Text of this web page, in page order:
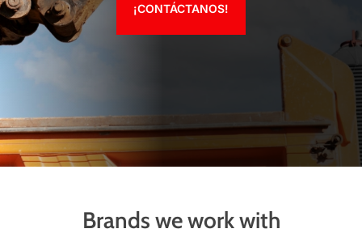
¡CONTÁCTANOS!
Brands we work with